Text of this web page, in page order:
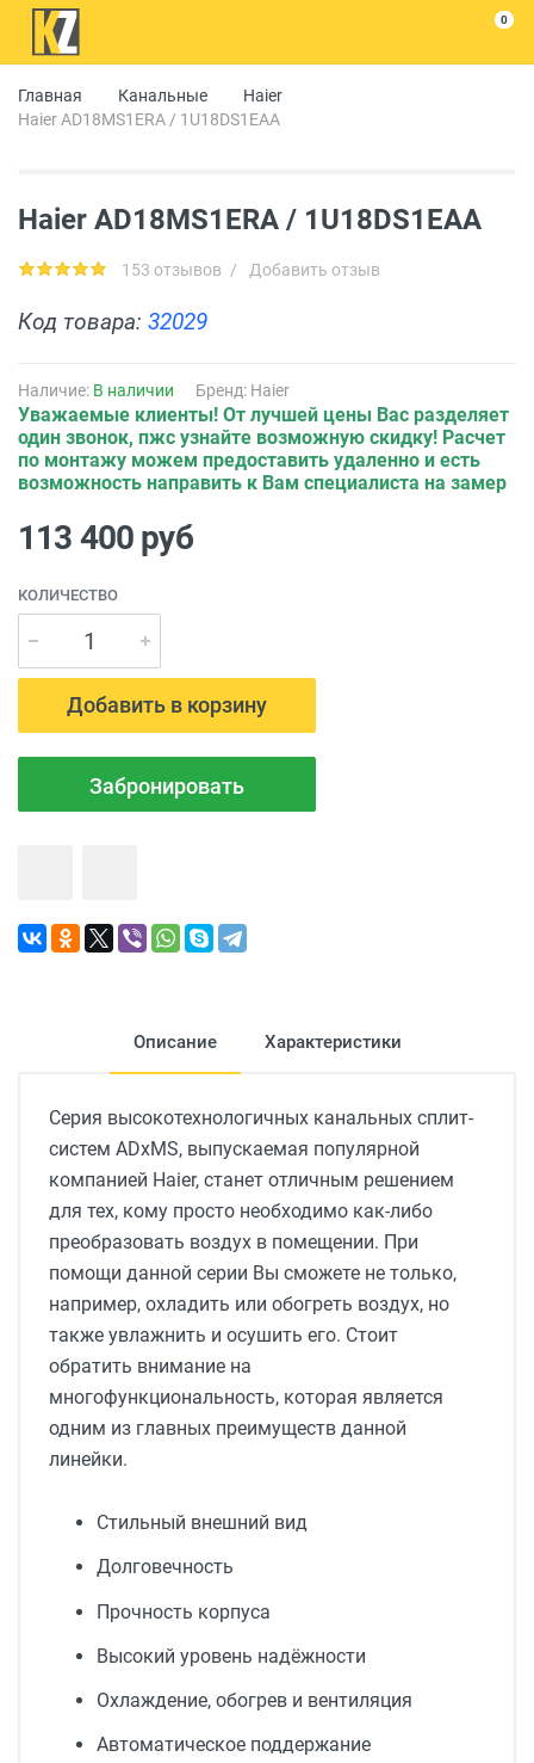
0
Главная Канальные
Haier
Haier AD18MS1ERA / 1U18DS1EAA
Haier AD18MS1ERA / 1U18DS1EAA
153 отзывов / Добавить отзыв
Код товара: 32029
Наличие: В наличии Бренд: Haier
Уважаемые клиенты! От лучшей цены Вас разделяет
один звонок, пжс узнайте возможную скидку! Расчет
по монтажу можем предоставить удаленно и есть
возможность направить к Вам специалиста на замер
113 400 руб
КОЛИЧЕСТВО
Добавить в корзину
Забронировать
Описание Характеристики
Серия высокотехнологичных канальных сплит-
систем ADxMS, выпускаемая популярной
компанией Haier, станет отличным решением
для тех, кому просто необходимо как-либо
преобразовать воздух в помещении. При
помощи данной серии Вы сможете не только,
например, охладить или обогреть воздух, но
также увлажнить и осушить его. Стоит
обратить внимание на
многофункциональность, которая является
одним из главных преимуществ данной
линейки.
Стильный внешний вид
Долговечность
Прочность корпуса
Высокий уровень надёжности
Охлаждение, обогрев и вентиляция
Автоматическое поддержание